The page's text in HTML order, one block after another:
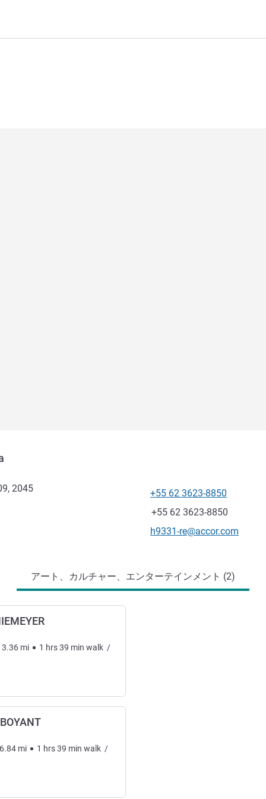
2045
電話番号
+55 62 3623-8850
ファックス
+55 62 3623-8850
Eメール
h9331-re@accor.com
アート、カルチャー、エンターテインメント (2)
3.36 mi 1 hrs39 min walk /
6.84 mi 1 hrs39 min walk /